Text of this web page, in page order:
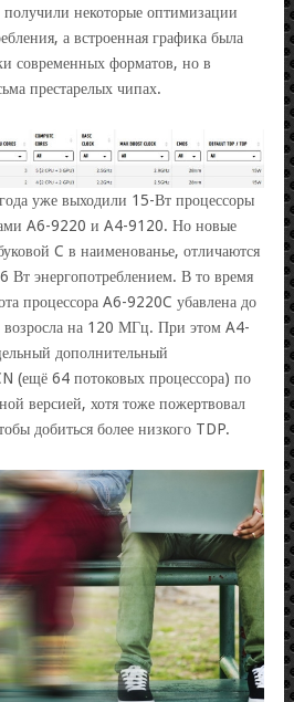
некоторые оптимизации
а встроенная графика была
современных форматов, но в
престарелых чипах.
уже выходили 15-Вт процессоры
A6-9220 и A4-9120. Но новые
C в наименованье, отличаются
Вт энергопотреблением. В то время
процессора A6-9220C убавлена до
возросла на 120 МГц. При этом A4-
дополнительный
(ещё 64 потоковых процессора) по
версией, хотя тоже пожертвовал
добиться более низкого TDP.